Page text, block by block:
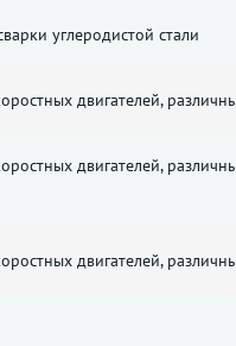
углеродистой стали
двигателей,
двигателей,
двигателей,